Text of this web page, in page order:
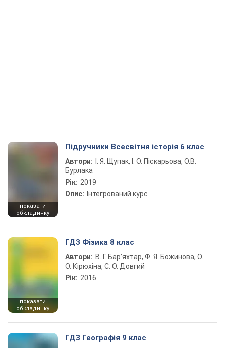
показати
обкладинку
Підручники Всесвітня історія 6 клас
Автори:
І. Я. Щупак, І. О. Піскарьова, О.В.
Бурлака
Рік: 2019
Опис: Інтегрований курс
показати
обкладинку
ГДЗ Фізика 8 клас
Автори: В. Г. Бар’яхтар, Ф. Я. Божинова, О.
О. Кірюхіна, С. О. Довгий
Рік: 2016
ГДЗ Географія 9 клас